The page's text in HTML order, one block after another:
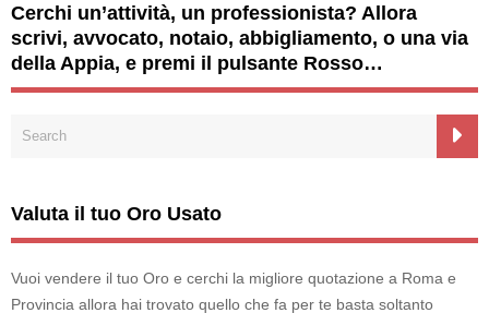
Cerchi un’attività, un professionista? Allora
scrivi, avvocato, notaio, abbigliamento, o una via
della Appia, e premi il pulsante Rosso…
Valuta il tuo Oro Usato
Vuoi vendere il tuo Oro e cerchi la migliore quotazione a Roma e
Provincia allora hai trovato quello che fa per te basta soltanto